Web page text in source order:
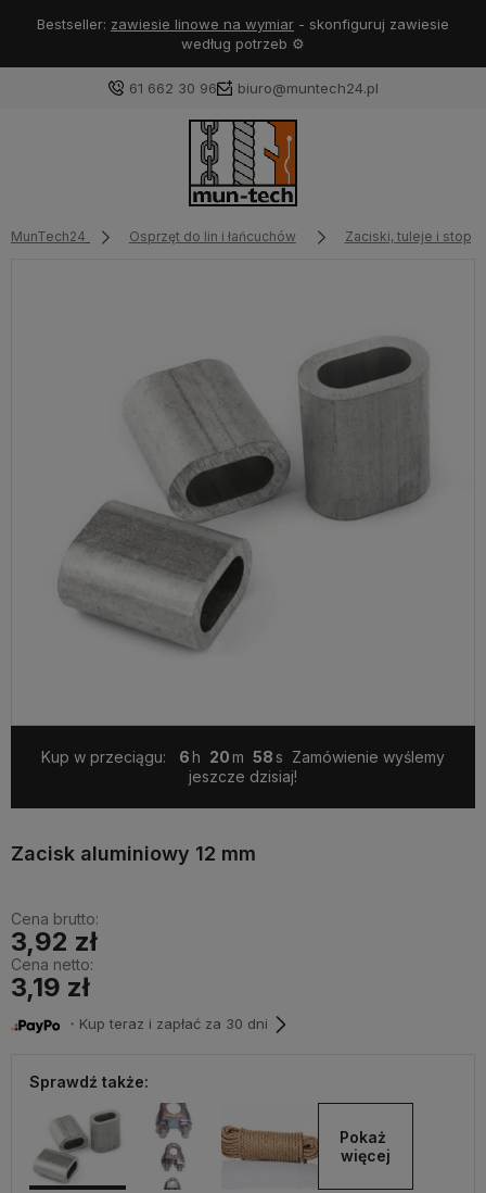
Bestseller: zawiesie linowe na wymiar - skonfiguruj zawiesie
według potrzeb ⚙️
61 662 30 96 biuro@muntech24.pl
MunTech24 Osprzęt do lin i łańcuchów Zaciski, tuleje i
Kup w przeciągu: 6 20 58
Zamówienie wyślemy
jeszcze dzisiaj!
Zacisk aluminiowy 12 mm
Cena brutto:
3,92 zł
Cena netto:
3,19 zł
・Kup teraz i zapłać za 30 dni
Sprawdź także:
Pokaż
więcej